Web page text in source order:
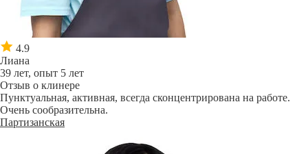
4.9
Лиана
39 лет, опыт 5 лет
Отзыв о клинере
Пунктуальная, активная, всегда сконцентрирована на работе.
Очень сообразительна.
Партизанская